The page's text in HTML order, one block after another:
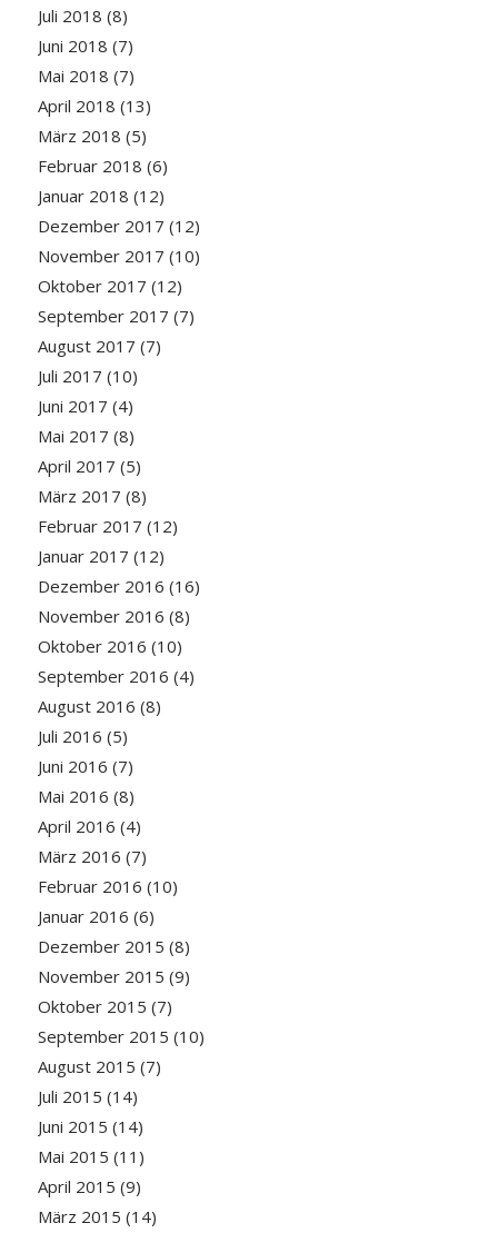
Juli 2018 (8)
Juni 2018 (7)
Mai 2018 (7)
April 2018 (13)
März 2018 (5)
Februar 2018 (6)
Januar 2018 (12)
Dezember 2017 (12)
November 2017 (10)
Oktober 2017 (12)
September 2017 (7)
August 2017 (7)
Juli 2017 (10)
Juni 2017 (4)
Mai 2017 (8)
April 2017 (5)
März 2017 (8)
Februar 2017 (12)
Januar 2017 (12)
Dezember 2016 (16)
November 2016 (8)
Oktober 2016 (10)
September 2016 (4)
August 2016 (8)
Juli 2016 (5)
Juni 2016 (7)
Mai 2016 (8)
April 2016 (4)
März 2016 (7)
Februar 2016 (10)
Januar 2016 (6)
Dezember 2015 (8)
November 2015 (9)
Oktober 2015 (7)
September 2015 (10)
August 2015 (7)
Juli 2015 (14)
Juni 2015 (14)
Mai 2015 (11)
April 2015 (9)
März 2015 (14)